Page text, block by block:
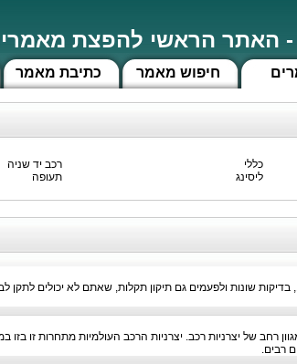
האתר הראשי להפצת מאמרים
כתיבת מאמר חיפוש מאמר
כללי
ליסינג
רכב יד שניה
תעופה
רכב, ממש כמו גוף האדם, זהו מכונה שצריך לתחזק. טיפול 10,000, בדיקות שונות ולפעמים גם תיקון תקלות, שאתם לא
רחב של יצרניות רכב. יצרניות הרכב העולמיות מתחרות זו בזו
רבים.